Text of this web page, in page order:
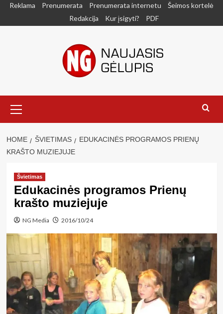
SkipReklama Prenumerata Prenumerata internetu
Šeimos kortelė
Redakcija
Kur įsigyti? PDF
Menu
HOME ŠVIETIMAS
EDUKACINĖS PROGRAMOS PRIENŲ
KRAŠTO MUZIEJUJE
Švietimas
Edukacinės programos Prienų
krašto muziejuje
NG Media 2016/10/24